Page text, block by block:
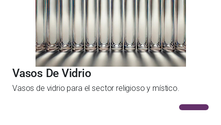
Vasos De Vidrio
Vasos de vidrio para el sector religioso y místico.